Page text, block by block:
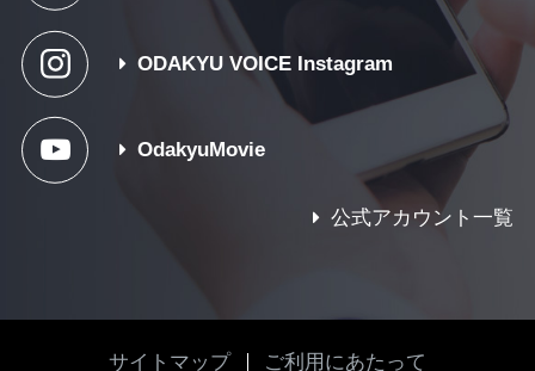
ODAKYU VOICE Instagram
OdakyuMovie
公式アカウント一覧
サイトマップ ご利用にあたって